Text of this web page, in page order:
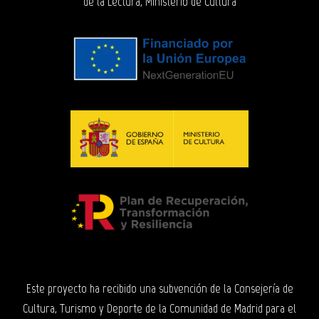
Este proyecto ha recibido una subvención de la Consejería de
Cultura, Turismo y Deporte de la Comunidad de Madrid para el